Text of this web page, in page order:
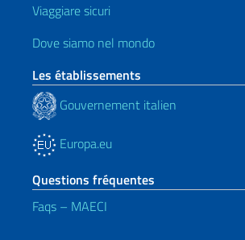
Viaggiare sicuri
Dove siamo nel mondo
Les établissements
Gouvernement italien
Europa.eu
Questions fréquentes
Faqs – MAECI